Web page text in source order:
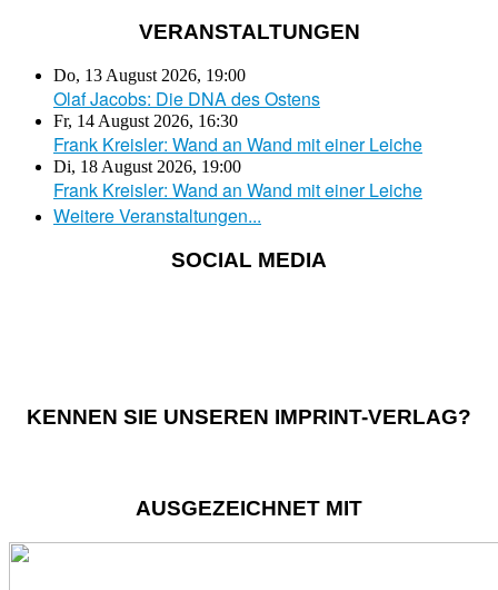
VERANSTALTUNGEN
Do, 13 August 2026, 19:00
Olaf Jacobs: Die DNA des Ostens
Fr, 14 August 2026, 16:30
Frank Kreisler: Wand an Wand mit einer Leiche
Di, 18 August 2026, 19:00
Frank Kreisler: Wand an Wand mit einer Leiche
Weitere Veranstaltungen...
SOCIAL MEDIA
KENNEN SIE UNSEREN IMPRINT-VERLAG?
AUSGEZEICHNET MIT